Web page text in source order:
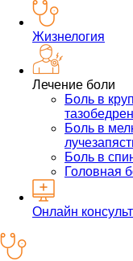
Жизнелогия
Лечение боли
Боль в
Боль в
Боль в
Головная
Онлайн